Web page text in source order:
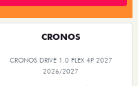
CRONOS
CRONOS DRIVE 1.0 FLEX 4P 2027
2026/2027